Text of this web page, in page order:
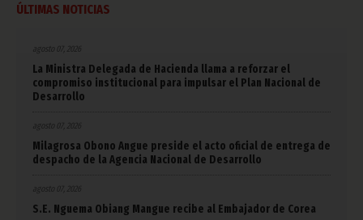
ÚLTIMAS NOTICIAS
agosto 07, 2026
La Ministra Delegada de Hacienda llama a reforzar el
compromiso institucional para impulsar el Plan Nacional de
Desarrollo
agosto 07, 2026
Milagrosa Obono Angue preside el acto oficial de entrega de
despacho de la Agencia Nacional de Desarrollo
agosto 07, 2026
S.E. Nguema Obiang Mangue recibe al Embajador de Corea